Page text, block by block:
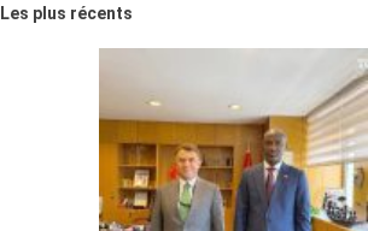
Les plus récents